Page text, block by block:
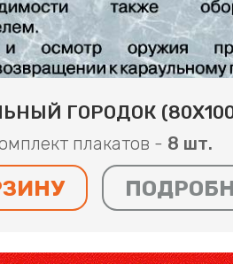
ГОРОДОК
плакатов - 8 шт.